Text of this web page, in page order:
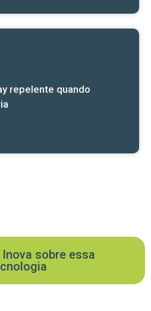
repelente quando
sobre essa